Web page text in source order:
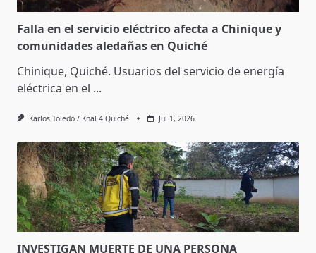
Falla en el servicio eléctrico afecta a Chinique y
comunidades aledañas en Quiché
Chinique, Quiché. Usuarios del servicio de energía
eléctrica en el ...
Karlos Toledo / Knal 4 Quiché Jul 1, 2026
INVESTIGAN MUERTE DE UNA PERSONA